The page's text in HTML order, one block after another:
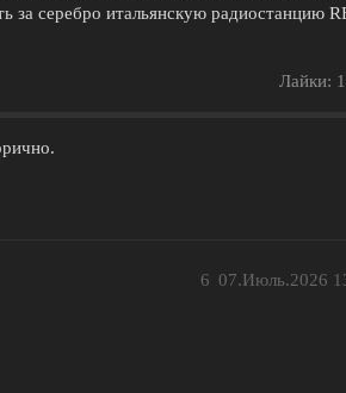
за серебро итальянскую радиостанцию
Лайки:
07.Июль.2026
6